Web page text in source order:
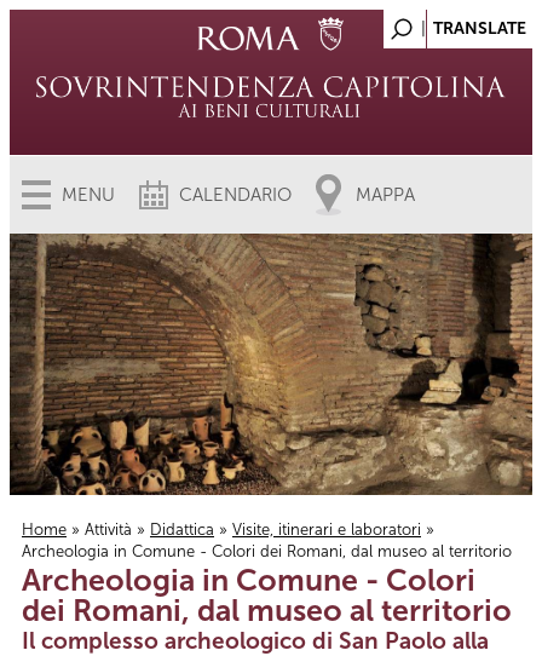
MENU CALENDARIO MAPPA
Tu sei qui
Home » Attività » Didattica » Visite, itinerari e laboratori »
Archeologia in Comune - Colori dei Romani, dal museo al territorio
Archeologia in Comune - Colori
dei Romani, dal museo al territorio
Il complesso archeologico di San Paolo alla